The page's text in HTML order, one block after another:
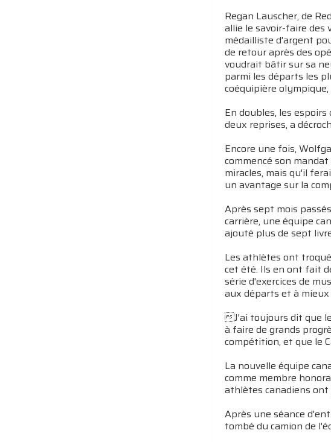
Regan Lauscher, de
allie le savoir-faire des
médailliste d'argent
de retour après des
voudrait bâtir sur sa
parmi les départs les
coéquipière
En doubles, les
deux reprises, a
Encore une fois,
commencé son
miracles, mais qu'il
un avantage sur la
Après sept mois
carrière, une équipe
ajouté plus de sept
Les athlètes ont
cet été. Ils en ont fait
série d'exercices de
aux départs et à
J'ai toujours dit que
à faire de grands
compétition, et que le
La nouvelle équipe
comme membre
athlètes canadiens
Après une séance
tombé du camion de